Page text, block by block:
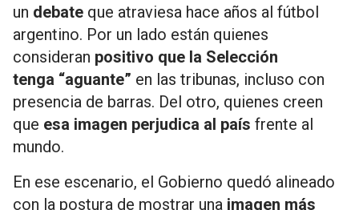
un debate que atraviesa hace años al fútbol
argentino. Por un lado están quienes
consideran positivo que la Selección
tenga “aguante” en las tribunas, incluso con
presencia de barras. Del otro, quienes creen
que esa imagen perjudica al país frente al
mundo.
En ese escenario, el Gobierno quedó alineado
con la postura de mostrar una imagen más